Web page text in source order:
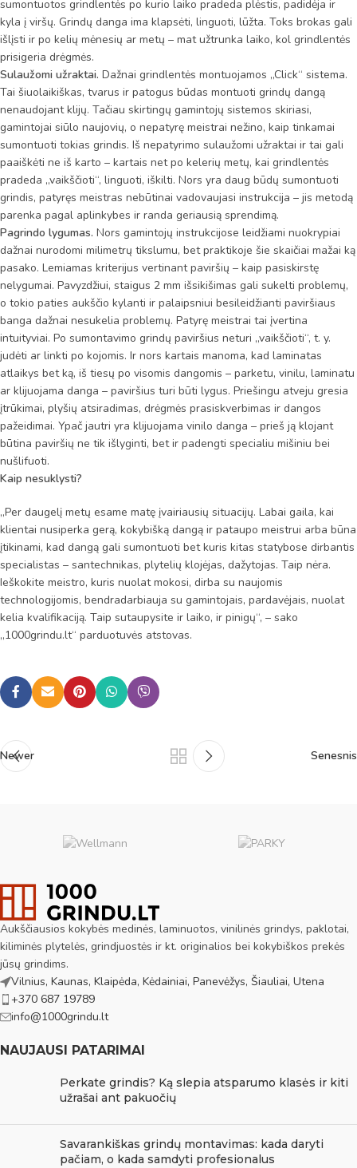
sumontuotos grindlentės po kurio laiko pradeda plėstis, padidėja ir
kyla į viršų. Grindų danga ima klapsėti, linguoti, lūžta. Toks brokas gali
išlįsti ir po kelių mėnesių ar metų – mat užtrunka laiko, kol grindlentės
prisigeria drėgmės.
Sulaužomi užraktai. Dažnai grindlentės montuojamos „Click“ sistema.
Tai šiuolaikiškas, tvarus ir patogus būdas montuoti grindų dangą
nenaudojant klijų. Tačiau skirtingų gamintojų sistemos skiriasi,
gamintojai siūlo naujovių, o nepatyrę meistrai nežino, kaip tinkamai
sumontuoti tokias grindis. Iš nepatyrimo sulaužomi užraktai ir tai gali
paaiškėti ne iš karto – kartais net po kelerių metų, kai grindlentės
pradeda „vaikščioti“, linguoti, iškilti. Nors yra daug būdų sumontuoti
grindis, patyręs meistras nebūtinai vadovaujasi instrukcija – jis metodą
parenka pagal aplinkybes ir randa geriausią sprendimą.
Pagrindo lygumas. Nors gamintojų instrukcijose leidžiami nuokrypiai
dažnai nurodomi milimetrų tikslumu, bet praktikoje šie skaičiai mažai ką
pasako. Lemiamas kriterijus vertinant paviršių – kaip pasiskirstę
nelygumai. Pavyzdžiui, staigus 2 mm išsikišimas gali sukelti problemų,
o tokio paties aukščio kylanti ir palaipsniui besileidžianti paviršiaus
banga dažnai nesukelia problemų. Patyrę meistrai tai įvertina
intuityviai. Po sumontavimo grindų paviršius neturi „vaikščioti“, t. y.
judėti ar linkti po kojomis. Ir nors kartais manoma, kad laminatas
atlaikys bet ką, iš tiesų po visomis dangomis – parketu, vinilu, laminatu
ar klijuojama danga – paviršius turi būti lygus. Priešingu atveju gresia
įtrūkimai, plyšių atsiradimas, drėgmės prasiskverbimas ir dangos
pažeidimai. Ypač jautri yra klijuojama vinilo danga – prieš ją klojant
būtina paviršių ne tik išlyginti, bet ir padengti specialiu mišiniu bei
nušlifuoti.
Kaip nesuklysti?
„Per daugelį metų esame matę įvairiausių situacijų. Labai gaila, kai
klientai nusiperka gerą, kokybišką dangą ir pataupo meistrui arba būna
įtikinami, kad dangą gali sumontuoti bet kuris kitas statybose dirbantis
specialistas – santechnikas, plytelių klojėjas, dažytojas. Taip nėra.
Ieškokite meistro, kuris nuolat mokosi, dirba su naujomis
technologijomis, bendradarbiauja su gamintojais, pardavėjais, nuolat
kelia kvalifikaciją. Taip sutaupysite ir laiko, ir pinigų“, – sako
„1000grindu.lt“ parduotuvės atstovas.
Newer Senesnis
Aukščiausios kokybės medinės, laminuotos, vinilinės grindys, paklotai,
kiliminės plytelės, grindjuostės ir kt. originalios bei kokybiškos prekės
jūsų grindims.
Vilnius, Kaunas, Klaipėda, Kėdainiai, Panevėžys, Šiauliai, Utena
+370 687 19789
info@1000grindu.lt
NAUJAUSI PATARIMAI
Perkate grindis? Ką slepia atsparumo klasės ir kiti
užrašai ant pakuočių
Savarankiškas grindų montavimas: kada daryti
pačiam, o kada samdyti profesionalus